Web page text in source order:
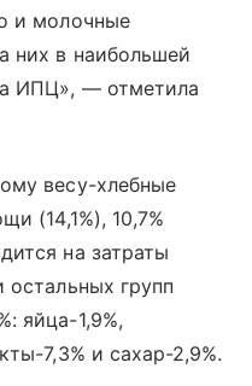
и молочные
них в наибольшей
ИПЦ», — отметила
весу-хлебные
(14,1%), 10,7%
на затраты
остальных групп
яйца-1,9%,
7,3% и сахар-2,9%.